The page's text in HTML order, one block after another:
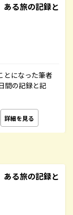
る旅の記録と
とになった筆者
間の記録と記
詳細を見る
る旅の記録と